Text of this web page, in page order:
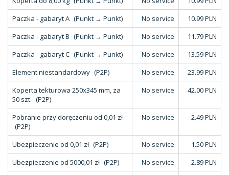
Paczka - gabaryt A (Punkt → Punkt) No service
10.99 PLN
Paczka - gabaryt B (Punkt → Punkt) No service
11.79 PLN
Paczka - gabaryt C (Punkt → Punkt) No service
13.59 PLN
Element niestandardowy (P2P) No service
23.99 PLN
Koperta tekturowa 250x345 mm, za
50 szt. (P2P)
No service 42.00 PLN
Pobranie przy doręczeniu od 0,01 zł
(P2P)
No service 2.49 PLN
Ubezpieczenie od 0,01 zł (P2P) No service
1.50 PLN
Ubezpieczenie od 5000,01 zł (P2P) No service
2.89 PLN